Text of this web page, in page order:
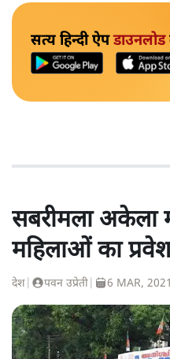
सत्य हिन्दी ऐपडाउनलोड
सबरीमला अकेला
महिलाओं का
देश पवन उप्रेती 6 MAR, 2021